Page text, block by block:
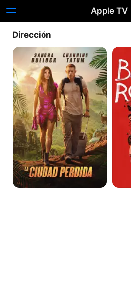
Apple TV
Dirección
La
Ciudad
Perdida
Bando
de